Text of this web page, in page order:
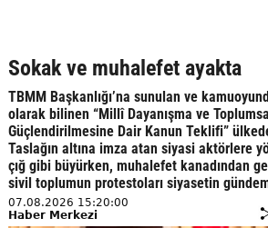
Sokak ve muhalefet ayakta
TBMM Başkanlığı’na sunulan ve
olarak bilinen “Millî Dayanışma ve
Güçlendirilmesine Dair Kanun Teklifi”
Taslağın altına imza atan siyasi aktörlere
çığ gibi büyürken, muhalefet kanadından
sivil toplumun protestoları siyasetin
07.08.2026 15:20:00
Haber Merkezi